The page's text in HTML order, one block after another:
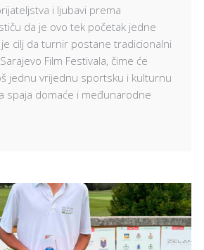
i ljubavi prema
da je ovo tek početak jedne
cilj da turnir postane tradicionalni
Film Festivala, čime će
jednu vrijednu sportsku i kulturnu
spaja domaće i međunarodne